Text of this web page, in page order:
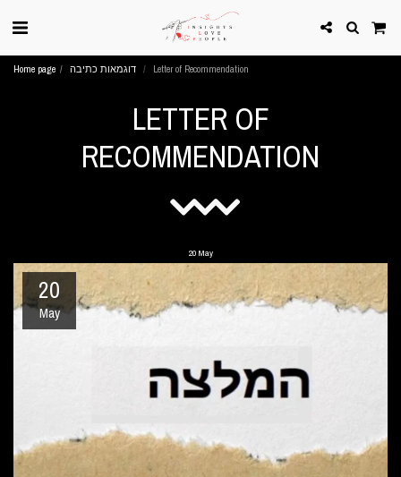
Home page Letter of Recommendation
LETTER OF
RECOMMENDATION
20 May
20
May